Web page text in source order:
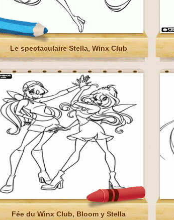
Le spectaculaire Stella, Winx Club
Fée du Winx Club, Bloom y Stella